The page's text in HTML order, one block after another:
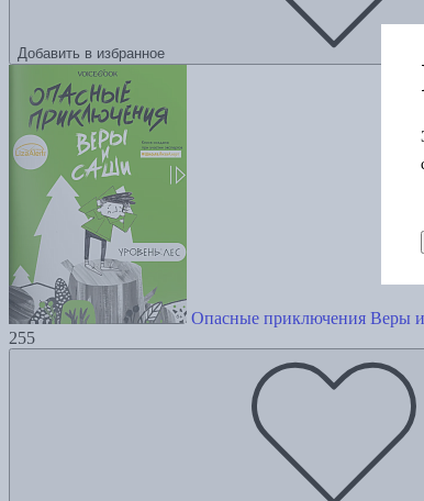
Добавить в избранное
Опасные приключения Веры
255